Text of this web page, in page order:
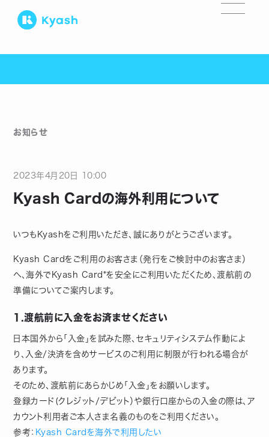
お知らせ
2023年4月 20 日 10:00
Kyash Cardの海外利用について
いつもKyashをご利用いただき、誠にありがとうございます。
Kyash Cardをご利用のお客さま（発行をご検討中のお客さま）
へ、海外でKyash Card*を安全にご利用いただくため、渡航前の
準備についてご案内します。
1.渡航前に入金をお済ませください
日本国外から「入金」を試みた際、セキュリティシステム作動によ
り、入金/決済を含めサービスのご利用に制限が行われる場合が
あります。
そのため、渡航前にあらかじめ「入金」をお願いします。
登録カード(クレジット/デビット）や銀行口座からの入金の際は、ア
カウント利用者ご本人さま名義のものをご利用ください。
参考： Kyash Cardを海外で利用したい